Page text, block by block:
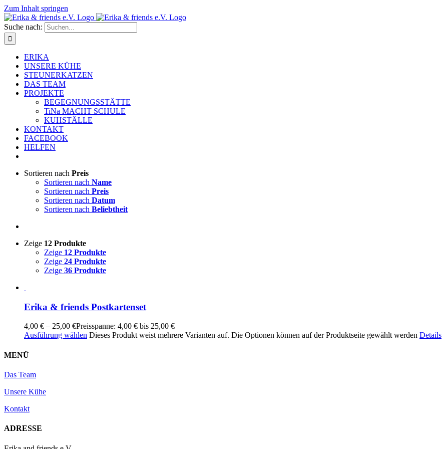
Zum Inhalt springen
Suche nach:
ERIKA
UNSERE KÜHE
STEUNERKATZEN
DAS TEAM
PROJEKTE
BEGEGNUNGSSTÄTTE
TiNa MACHT SCHULE
KUHSTÄLLE
KONTAKT
FACEBOOK
HELFEN
Sortieren nach Preis
Sortieren nach Name
Sortieren nach Preis
Sortieren nach Datum
Sortieren nach Beliebtheit
Zeige 12 Produkte
Zeige 12 Produkte
Zeige 24 Produkte
Zeige 36 Produkte
Erika & friends Postkartenset
4,00 € – 25,00 €Preisspanne: 4,00 € bis 25,00 €
Ausführung wählen Dieses Produkt weist mehrere Varianten auf. Die Optionen können auf der Produktseite gewählt werden Details
MENÜ
Das Team
Unsere Kühe
Kontakt
ADRESSE